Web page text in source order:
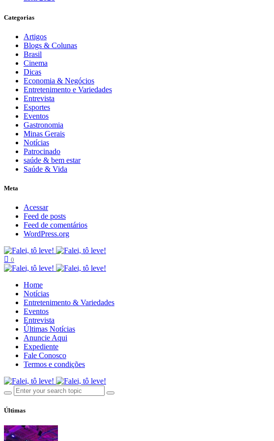
Categorias
Artigos
Blogs & Colunas
Brasil
Cinema
Dicas
Economia & Negócios
Entretenimento e Variedades
Entrevista
Esportes
Eventos
Gastronomia
Minas Gerais
Notícias
Patrocinado
saúde & bem estar
Saúde & Vida
Meta
Acessar
Feed de posts
Feed de comentários
WordPress.org
0
Home
Notícias
Entretenimento & Variedades
Eventos
Entrevista
Últimas Notícias
Anuncie Aqui
Expediente
Fale Conosco
Termos e condições
Últimas